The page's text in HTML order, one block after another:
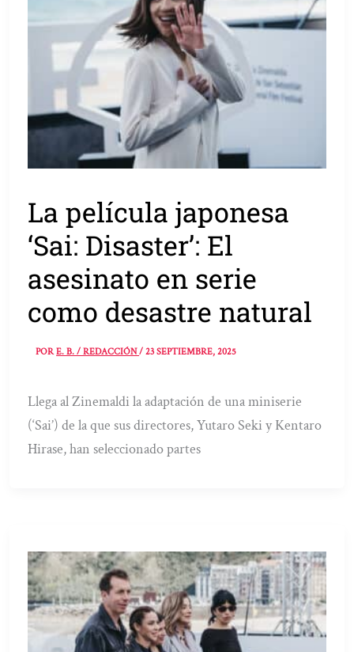
La película japonesa
‘Sai: Disaster’: El
asesinato en serie
como desastre natural
PORE. B. / REDACCIÓN/23 SEPTIEMBRE, 2025
Llega al Zinemaldi la adaptación de una miniserie
(‘Sai’) de la que sus directores, Yutaro Seki y Kentaro
Hirase, han seleccionado partes